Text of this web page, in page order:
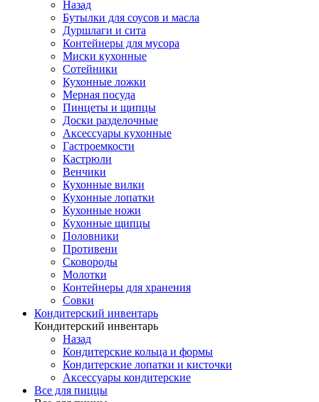
Назад
Бутылки для соусов и масла
Дуршлаги и сита
Контейнеры для мусора
Миски кухонные
Сотейники
Кухонные ложки
Мерная посуда
Пинцеты и щипцы
Доски разделочные
Аксессуары кухонные
Гастроемкости
Кастрюли
Венчики
Кухонные вилки
Кухонные лопатки
Кухонные ножи
Кухонные щипцы
Половники
Противени
Сковороды
Молотки
Контейнеры для хранения
Совки
Кондитерский инвентарь
Кондитерский инвентарь
Назад
Кондитерские кольца и формы
Кондитерские лопатки и кисточки
Аксессуары кондитерские
Все для пиццы